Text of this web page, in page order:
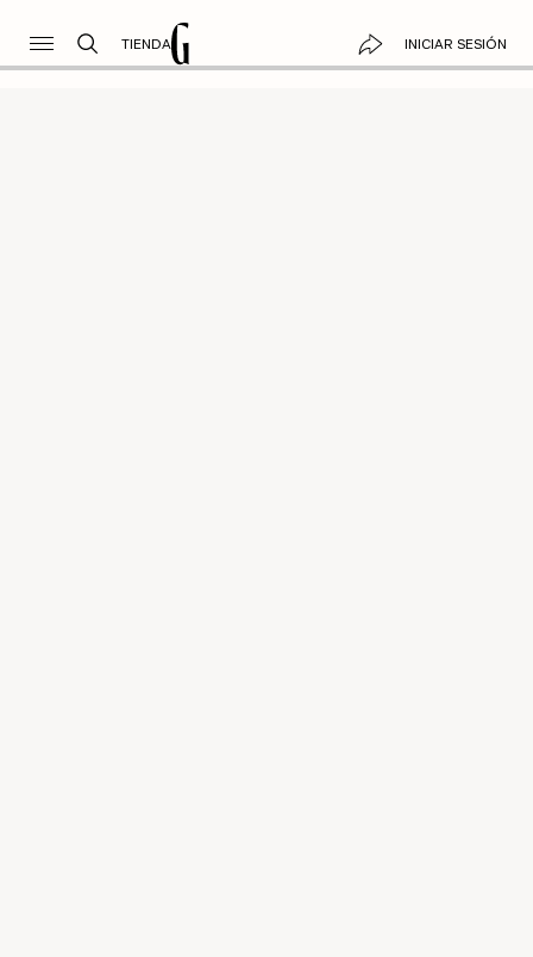
TIENDA INICIAR SESIÓN